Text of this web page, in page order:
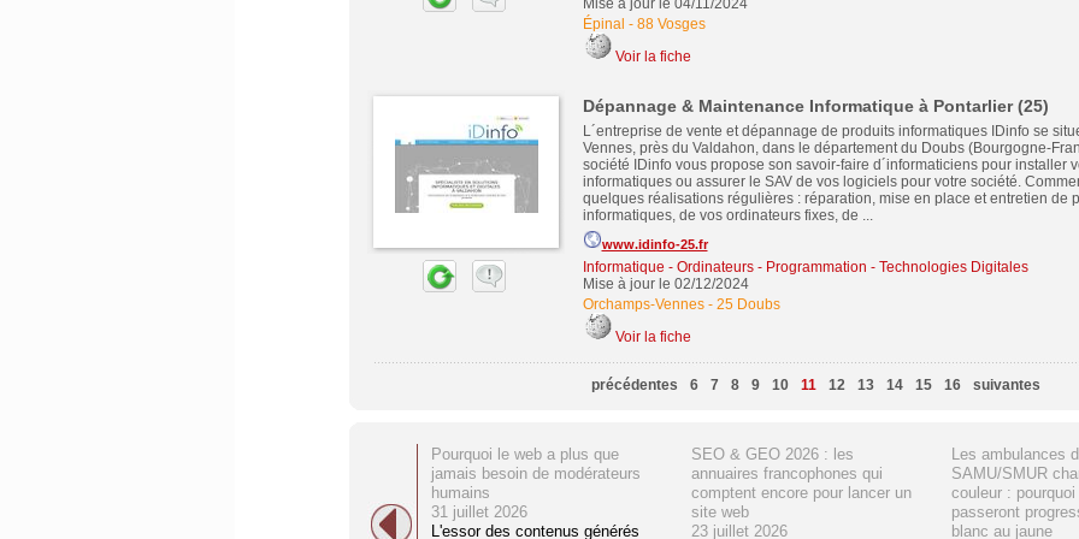
Mise à jour le 04/11/2024
Épinal - 88 Vosges
Voir la fiche
Dépannage & Maintenance Informatique à Pontarlier (25)
L´entreprise de vente et dépannage de produits informatiques IDinfo se
Vennes, près du Valdahon, dans le département du Doubs (Bourgogne-
société IDinfo vous propose son savoir-faire d´informaticiens pour installer
informatiques ou assurer le SAV de vos logiciels pour votre société.
quelques réalisations régulières : réparation, mise en place et entretien de
informatiques, de vos ordinateurs fixes, de ...
www.idinfo-25.fr
Informatique - Ordinateurs - Programmation - Technologies Digitales
Mise à jour le 02/12/2024
Orchamps-Vennes- 25 Doubs
Voir la fiche
précédentes 6 7 8 9 10 11 12 13 14 15 16 suivantes
Pourquoi le web a plus que
jamais besoin de modérateurs
humains
31 juillet 2026
L'essor des contenus générés
SEO & GEO 2026 : les
annuaires francophones qui
comptent encore pour lancer un
site web
23 juillet 2026
Les ambulances
SAMU/SMUR
couleur : pourquoi
passeront
blanc au jaune